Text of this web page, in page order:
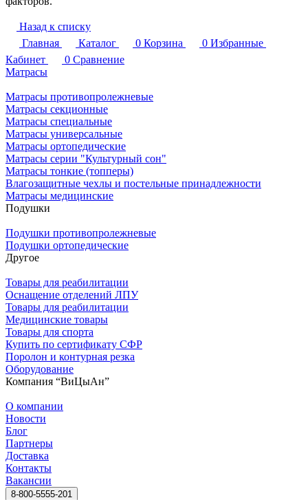
Назад к списку
Главная
Каталог 0 Корзина 0 Избранные
Кабинет
0 Сравнение
Матрасы
Матрасы противопролежневые
Матрасы секционные
Матрасы специальные
Матрасы универсальные
Матрасы ортопедические
Матрасы серии "Культурный сон"
Матрасы тонкие (топперы)
Влагозащитные чехлы и постельные принадлежности
Матрасы медицинские
Подушки
Подушки противопролежневые
Подушки ортопедические
Другое
Товары для реабилитации
Оснащение отделений ЛПУ
Товары для реабилитации
Медицинские товары
Товары для спорта
Купить по сертификату СФР
Поролон и контурная резка
Оборудование
Компания “ВиЦыАн”
О компании
Новости
Блог
Партнеры
Доставка
Контакты
Вакансии
8-800-5555-201